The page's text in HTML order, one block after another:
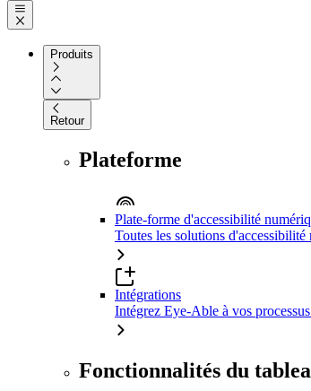
Produits
Retour
Plateforme
Plate-forme d'accessibilité
Toutes les solutions
Intégrations
Intégrez Eye-Able à vos
Fonctionnalités du